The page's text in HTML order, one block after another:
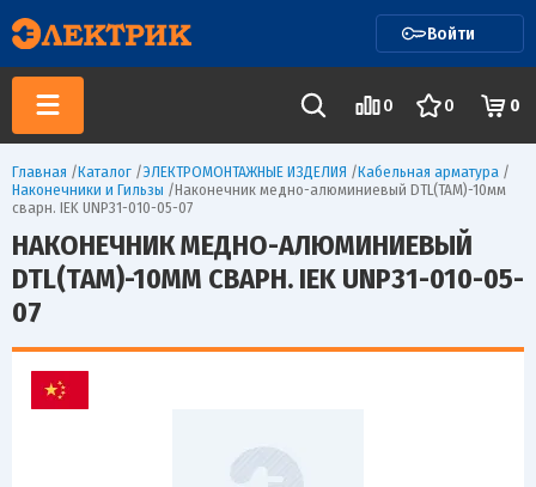
Войти
0 0 0
Главная /Каталог /ЭЛЕКТРОМОНТАЖНЫЕ ИЗДЕЛИЯ /Кабельная арматура /
Наконечники и Гильзы /Наконечник медно-алюминиевый DTL(ТАМ)-10мм
сварн. IEK UNP31-010-05-07
НАКОНЕЧНИК МЕДНО-АЛЮМИНИЕВЫЙ
DTL(ТАМ)-10ММ СВАРН. IEK UNP31-010-05-
07